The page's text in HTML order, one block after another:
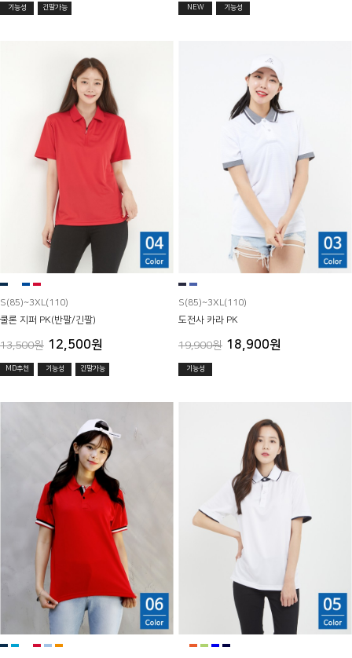
기능성 긴팔가능 NEW 기능성
S(85)~3XL(110)
쿨론 지퍼 PK(반팔/긴팔)
13,500원 12,500원
MD추천 기능성 긴팔가능
S(85)~3XL(110)
도전사 카라 PK
19,900원 18,900원
기능성